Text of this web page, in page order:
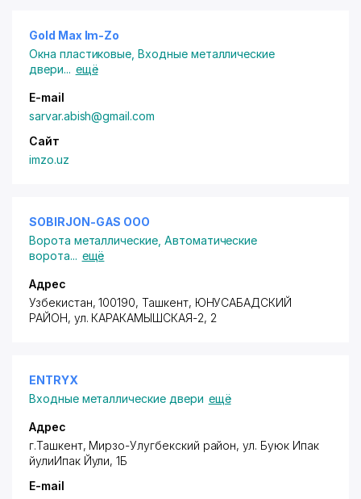
Gold Max Im-Zo
Окна пластиковые ,Входные металлические
двери... ещё
E-mail
sarvar.abish@gmail.com
Сайт
imzo.uz
SOBIRJON-GAS ООО
Ворота металлические Автоматические
ворота... ещё
Адрес
Узбекистан, 100190, Ташкент, ЮНУСАБАДСКИЙ
РАЙОН, ул. КАРАКАМЫШСКАЯ-2, 2
ENTRYX
Входные металлические двери ещё
Адрес
г.Ташкент, Мирзо-Улугбекский район,ул. Буюк Ипак
йулиИпак Йули, 1Б
E-mail